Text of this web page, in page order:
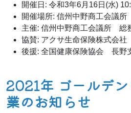
開催日: 令和3年6月16日(水)
開催場所: 信州中野商工会議
主催: 信州中野商工会議所 総
協賛: アクサ生命保険株式会社
後援: 全国健康保険協会 長野
2021年 ゴールデ
業のお知らせ